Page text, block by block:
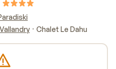
Vallandry Chalet Le Dahu